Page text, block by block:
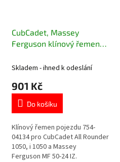
CubCadet, Massey
Ferguson klínový řemen
04134
Skladem - ihned k odeslání
901 Kč
Do košíku
Klínový řemen pojezdu 754-
04134 pro CubCadet All Rounder
1050, i 1050 a Massey
Ferguson MF 50-24 IZ.